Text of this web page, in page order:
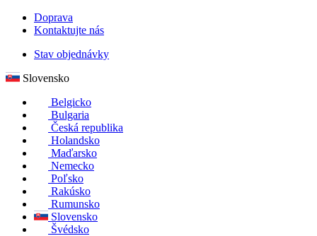
Doprava
Kontaktujte nás
Stav objednávky
Slovensko
Belgicko
Bulgaria
Česká republika
Holandsko
Maďarsko
Nemecko
Poľsko
Rakúsko
Rumunsko
Slovensko
Švédsko